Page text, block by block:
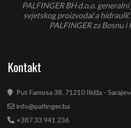
PALFINGER BH d.o.o.
svjetskog proizvodača
PALFINGER za Bosnu i
Kontakt
Put Famosa 38, 71210 Ilidža -
info@palfinger.ba
+387 33 941 236